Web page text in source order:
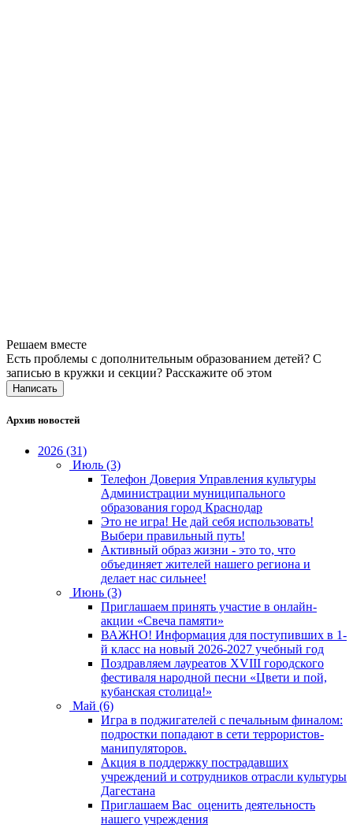
Решаем вместе
Есть проблемы с дополнительным образованием детей? С
записью в кружки и секции? Расскажите об этом
Написать
Архив новостей
2026 (31)
Июль (3)
Телефон Доверия Управления культуры
Администрации муниципального
образования город Краснодар
Это не игра! Не дай себя использовать!
Выбери правильный путь!
Активный образ жизни - это то, что
объединяет жителей нашего региона и
делает нас сильнее!
Июнь (3)
Приглашаем принять участие в онлайн-
акции «Свеча памяти»
ВАЖНО! Информация для поступивших в 1-
й класс на новый 2026-2027 учебный год
Поздравляем лауреатов XVIII городского
фестиваля народной песни «Цвети и пой,
кубанская столица!»
Май (6)
Игра в поджигателей с печальным финалом:
подростки попадают в сети террористов-
манипуляторов.
Акция в поддержку пострадавших
учреждений и сотрудников отрасли культуры
Дагестана
Приглашаем Вас оценить деятельность
нашего учреждения